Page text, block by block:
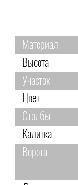
Материал
Высота
Участок
Цвет
Столбы
Калитка
Ворота